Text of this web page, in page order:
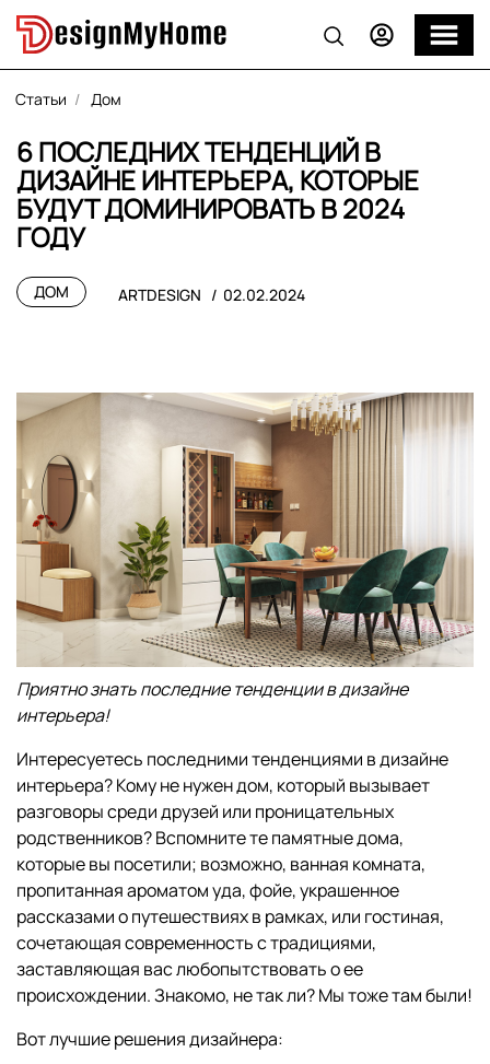
Статьи Дом
6 ПОСЛЕДНИХ ТЕНДЕНЦИЙ В
ДИЗАЙНЕ ИНТЕРЬЕРА, КОТОРЫЕ
БУДУТ ДОМИНИРОВАТЬ В 2024
ГОДУ
ДОМ ARTDESIGN 02.02.2024
Приятно знать последние тенденции в дизайне
интерьера!
Интересуетесь последними тенденциями в дизайне
интерьера? Кому не нужен дом, который вызывает
разговоры среди друзей или проницательных
родственников? Вспомните те памятные дома,
которые вы посетили; возможно, ванная комната,
пропитанная ароматом уда, фойе, украшенное
рассказами о путешествиях в рамках, или гостиная,
сочетающая современность с традициями,
заставляющая вас любопытствовать о ее
происхождении. Знакомо, не так ли? Мы тоже там были!
Вот лучшие решения дизайнера: